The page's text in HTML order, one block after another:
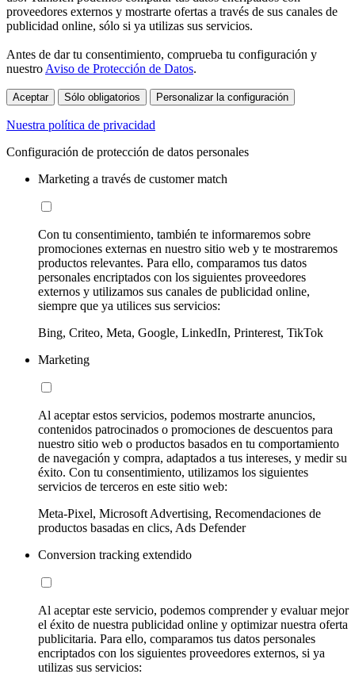
proveedores externos y mostrarte ofertas a través de sus canales de
publicidad online, sólo si ya utilizas sus servicios.
Antes de dar tu consentimiento, comprueba tu configuración y
nuestro Aviso de Protección de Datos.
Aceptar Sólo obligatorios Personalizar la configuración
Nuestra política de privacidad
Configuración de protección de datos personales
Marketing a través de customer match
Con tu consentimiento, también te informaremos sobre
promociones externas en nuestro sitio web y te mostraremos
productos relevantes. Para ello, comparamos tus datos
personales encriptados con los siguientes proveedores
externos y utilizamos sus canales de publicidad online,
siempre que ya utilices sus servicios:
Bing, Criteo, Meta, Google, LinkedIn, Printerest, TikTok
Marketing
Al aceptar estos servicios, podemos mostrarte anuncios,
contenidos patrocinados o promociones de descuentos para
nuestro sitio web o productos basados en tu comportamiento
de navegación y compra, adaptados a tus intereses, y medir su
éxito. Con tu consentimiento, utilizamos los siguientes
servicios de terceros en este sitio web:
Meta-Pixel, Microsoft Advertising, Recomendaciones de
productos basadas en clics, Ads Defender
Conversion tracking extendido
Al aceptar este servicio, podemos comprender y evaluar mejor
el éxito de nuestra publicidad online y optimizar nuestra oferta
publicitaria. Para ello, comparamos tus datos personales
encriptados con los siguientes proveedores externos, si ya
utilizas sus servicios: